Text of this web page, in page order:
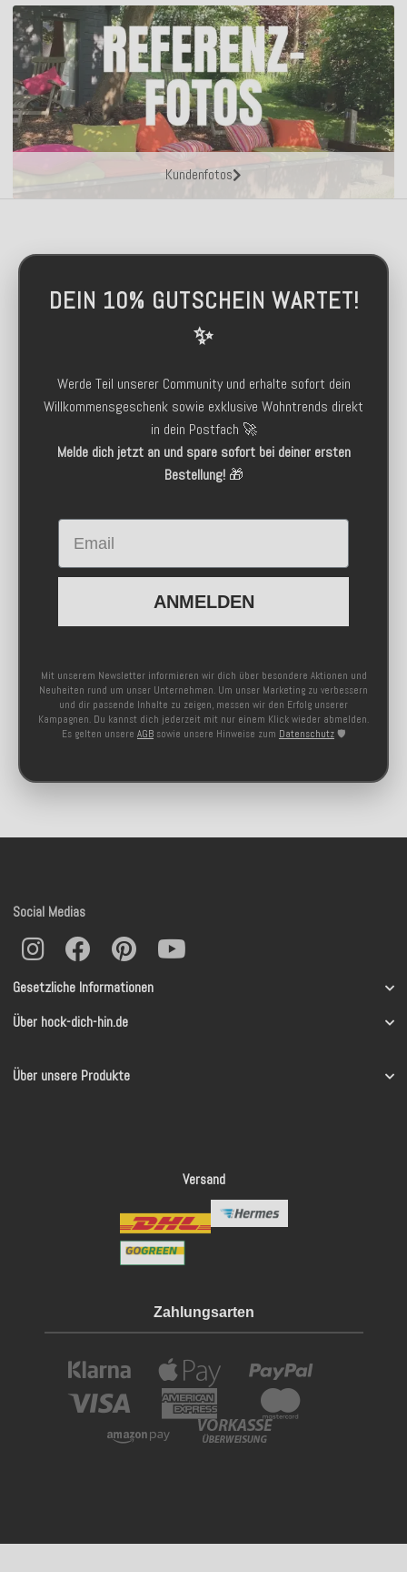
Kundenfotos
DEIN 10% GUTSCHEIN WARTET!
✨
Werde Teil unserer Community und erhalte sofort dein
Willkommensgeschenk sowie exklusive Wohntrends direkt
in dein Postfach 🚀
Melde dich jetzt an und spare sofort bei deiner ersten
Bestellung!🎁
Email
ANMELDEN
Mit unserem Newsletter informieren wir dich über besondere Aktionen und
Neuheiten rund um unser Unternehmen. Um unser Marketing zu verbessern
und dir passende Inhalte zu zeigen, messen wir den Erfolg unserer
Kampagnen. Du kannst dich jederzeit mit nur einem Klick wieder abmelden.
Es gelten unsere AGB sowie unsere Hinweise zum Datenschutz 🛡️
Gesetzliche Informationen
Über hock-dich-hin.de
Über unsere Produkte
Social Medias
Versand
Zahlungsarten